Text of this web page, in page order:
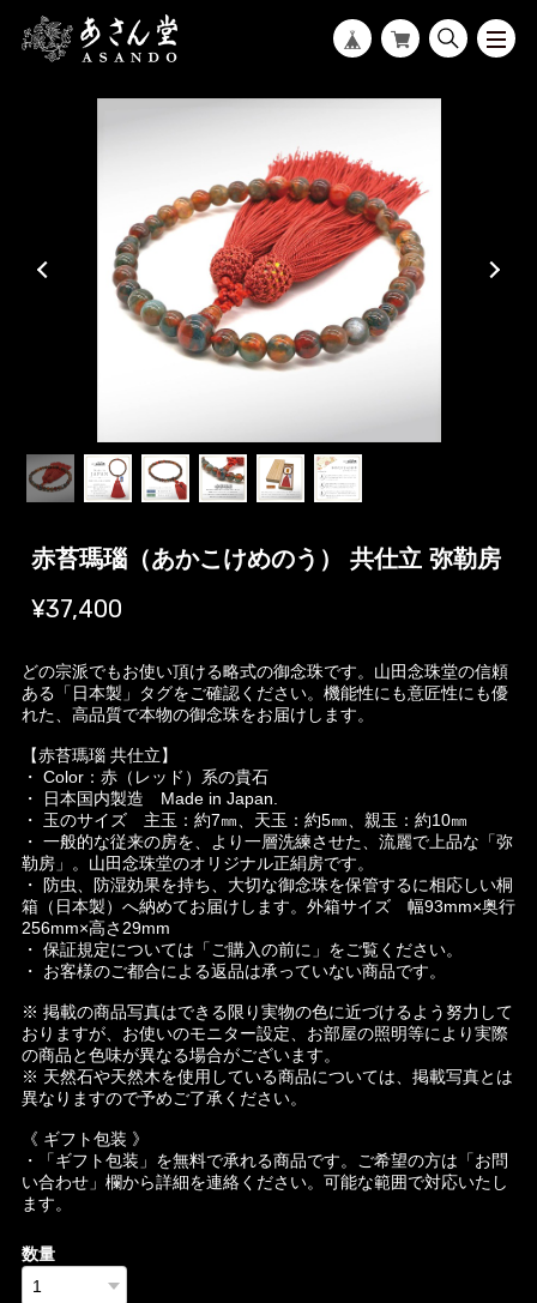
赤苔瑪瑙（あかこけめのう） 共仕立 弥勒房
¥37,400
どの宗派でもお使い頂ける略式の御念珠です。山田念珠堂の信頼
ある「日本製」タグをご確認ください。機能性にも意匠性にも優
れた、高品質で本物の御念珠をお届けします。
【赤苔瑪瑙 共仕立】
・ Color：赤（レッド）系の貴石
・ 日本国内製造 Made in Japan.
・ 玉のサイズ 主玉：約7㎜、天玉：約5㎜、親玉：約10㎜
・ 一般的な従来の房を、より一層洗練させた、流麗で上品な「弥
勒房」。山田念珠堂のオリジナル正絹房です。
・ 防虫、防湿効果を持ち、大切な御念珠を保管するに相応しい桐
箱（日本製）へ納めてお届けします。外箱サイズ 幅93mm×奥行
256mm×高さ29mm
・ 保証規定については「ご購入の前に」をご覧ください。
・ お客様のご都合による返品は承っていない商品です。
※ 掲載の商品写真はできる限り実物の色に近づけるよう努力して
おりますが、お使いのモニター設定、お部屋の照明等により実際
の商品と色味が異なる場合がございます。
※ 天然石や天然木を使用している商品については、掲載写真とは
異なりますので予めご了承ください。
《 ギフト包装 》
・「ギフト包装」を無料で承れる商品です。ご希望の方は「お問
い合わせ」欄から詳細を連絡ください。可能な範囲で対応いたし
ます。
数量